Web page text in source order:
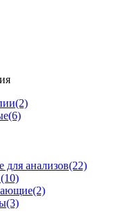
(2)
(6)
для анализов(22)
(10)
(2)
(3)